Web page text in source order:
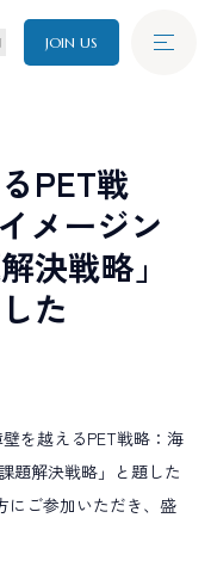
JOIN US
MENT
PET戦
メージン
決戦略」
た
を越えるPET戦略：海
題解決戦略」と題した
にご参加いただき、盛